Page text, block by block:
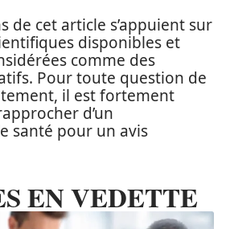
de cet article s’appuient sur
disponibles et
comme des
Pour toute question de
il est fortement
d’un
santé pour un avis
EN VEDETTE